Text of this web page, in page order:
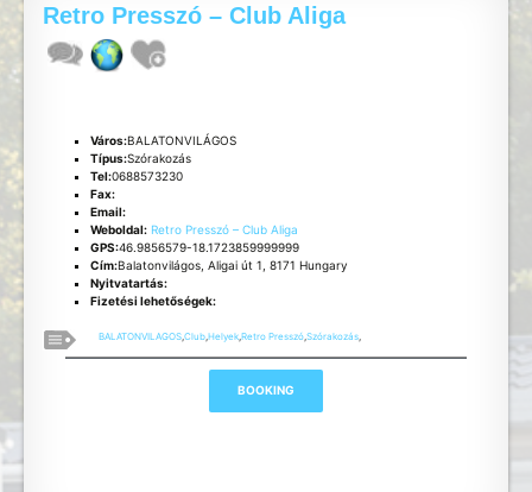
Retro Presszó – Club Aliga
Város:BALATONVILÁGOS
Típus:Szórakozás
Tel:0688573230
Fax:
Email:
Weboldal: Retro Presszó – Club Aliga
GPS:46.9856579-18.1723859999999
Cím:Balatonvilágos, Aligai út 1, 8171 Hungary
Nyitvatartás:
Fizetési lehetőségek:
BALATONVILAGOS ,Club ,Helyek ,Retro Presszó ,Szórakozás